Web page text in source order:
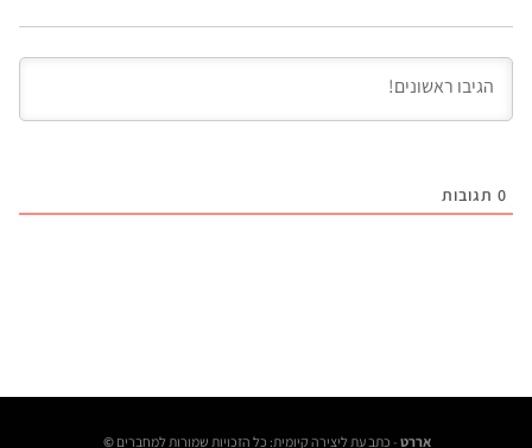
0 תגובות
אררט - כתב עת ליצירה קיומית: כל הזכויות שמורות למחברים ©